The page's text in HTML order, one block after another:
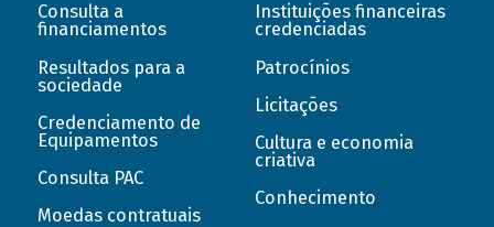
Consulta a
financiamentos
Resultados para a
sociedade
Credenciamento de
Equipamentos
Consulta PAC
Moedas contratuais
Instituições financeiras
credenciadas
Patrocínios
Licitações
Cultura e economia
criativa
Conhecimento